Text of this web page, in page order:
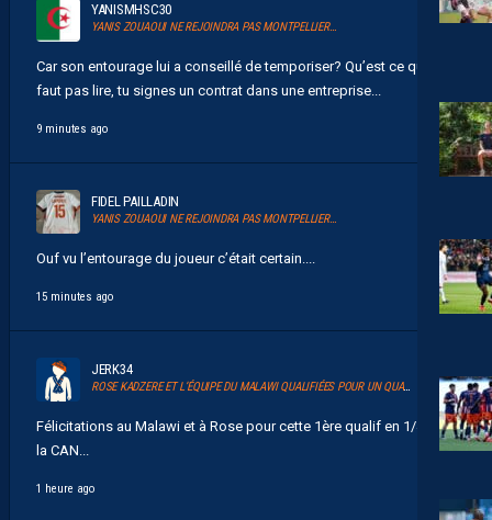
YANISMHSC30
YANIS ZOUAOUI NE REJOINDRA PAS MONTPELLIER…
Car son entourage lui a conseillé de temporiser? Qu’est ce qu’il
faut pas lire, tu signes un contrat dans une entreprise...
9 minutes ago
FIDEL PAILLADIN
YANIS ZOUAOUI NE REJOINDRA PAS MONTPELLIER…
Ouf vu l’entourage du joueur c’était certain....
15 minutes ago
JERK34
ROSE KADZERE ET L’ÉQUIPE DU MALAWI QUALIFIÉES POUR UN QUART DE FINALE HISTORIQUE DE LA CAN 2026
Félicitations au Malawi et à Rose pour cette 1ère qualif en 1/4 de
la CAN...
1 heure ago